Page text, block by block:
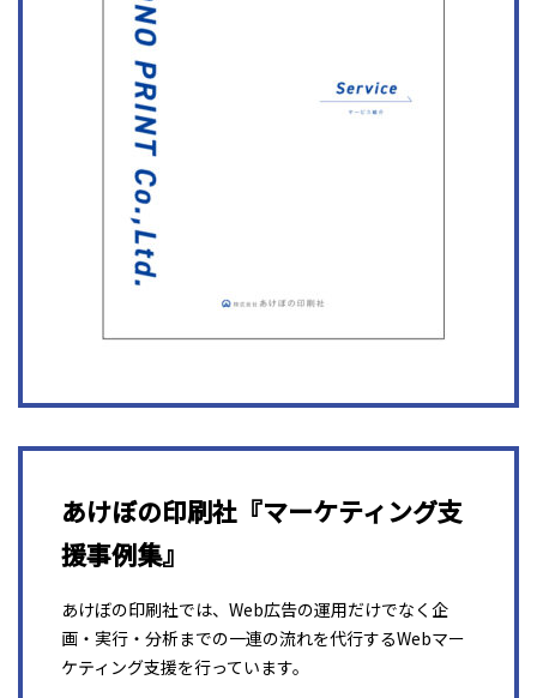
あけぼの印刷社『マーケティング支
援事例集』
あけぼの印刷社では、Web広告の運用だけでなく企
画・実行・分析までの一連の流れを代行するWebマー
ケティング支援を行っています。